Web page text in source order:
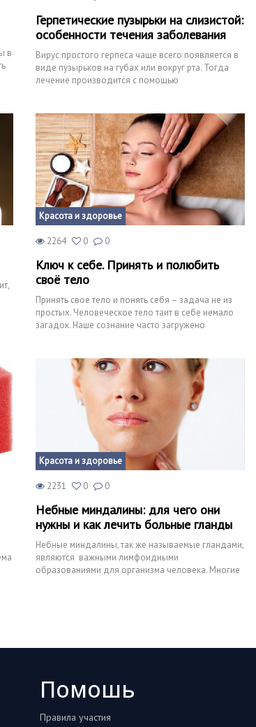
в
Герпетические пузырьки на слизистой:
особенности течения заболевания
Вирус простого герпеса чаще всего появляется в
виде пузырьков на губах или вокруг рта. Тогда
лечение производится с помощью
Красота и здоровье
2264 0 0
Ключ к себе. Принять и полюбить
своё тело
Принять свое тело и понять себя – задача не из
простых. Человеческое тело таит в себе немало
загадок. Наше сознание часто загружено
Красота и здоровье
2231 0 0
Небные миндалины: для чего они
нужны и как лечить больные гланды
Небные миндалины, так же называемые гландами,
являются важными лимфоидными
образованиями для организма человека. Многие
Помошь
Правила участия